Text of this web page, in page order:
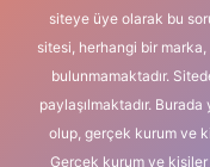
siteye üye olarak bu
sitesi, herhangi bir marka,
bulunmamaktadır.
paylaşılmaktadır.
olup, gerçek kurum ve
Gerçek kurum ve